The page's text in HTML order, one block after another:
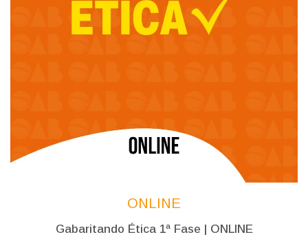
ONLINE
Gabaritando Ética 1ª Fase | ONLINE